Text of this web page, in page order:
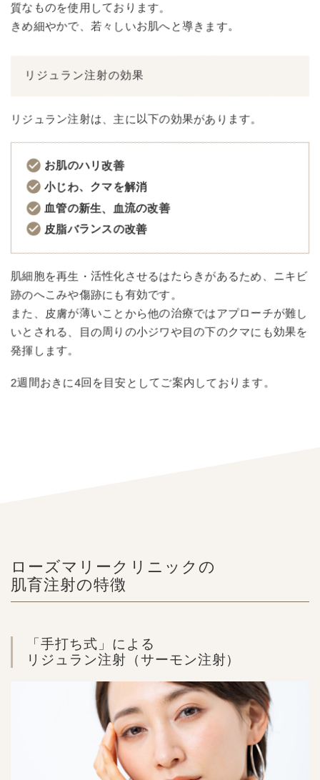
質なものを使用しております。
きめ細やかで、若々しいお肌へと導きます。
リジュラン注射の効果
リジュラン注射は、主に以下の効果があります。
お肌のハリ改善
小じわ、クマを解消
血管の新生、血流の改善
皮脂バランスの改善
肌細胞を再生・活性化させるはたらきがあるため、ニキビ
跡のへこみや傷跡にも有効です。
また、皮膚が薄いことから他の治療ではアプローチが難し
いとされる、目の周りの小ジワや目の下のクマにも効果を
発揮します。
2週間おきに4回を目安としてご案内しております。
ローズマリークリニックの
肌育注射の特徴
「手打ち式」による
リジュラン注射（サーモン注射）